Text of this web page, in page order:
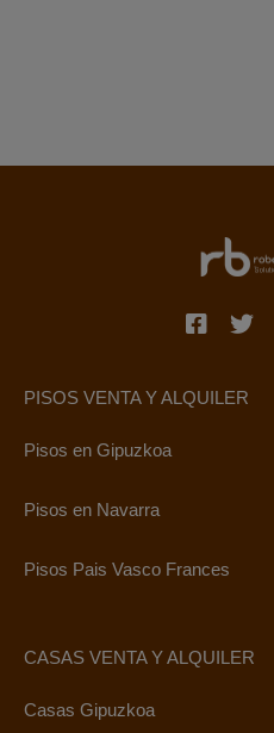
PISOS VENTA Y ALQUILER
Pisos en Gipuzkoa
Pisos en Navarra
Pisos Pais Vasco Frances
CASAS VENTA Y ALQUILER
Casas Gipuzkoa